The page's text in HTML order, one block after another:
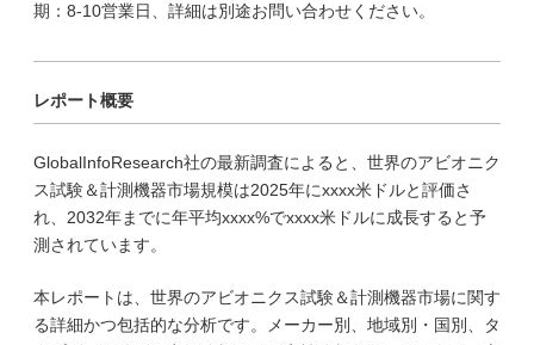
期：8-10営業日、詳細は別途お問い合わせください。
レポート概要
GlobalInfoResearch社の最新調査によると、世界のアビオニク
ス試験＆計測機器市場規模は2025年にxxxx米ドルと評価さ
れ、2032年までに年平均xxxx%でxxxx米ドルに成長すると予
測されています。
本レポートは、世界のアビオニクス試験＆計測機器市場に関す
る詳細かつ包括的な分析です。メーカー別、地域別・国別、タ